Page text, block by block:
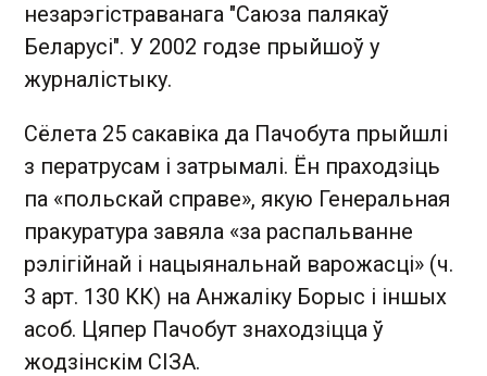
незарэгістраванага "Саюза палякаў
Беларусі". У 2002 годзе прыйшоў у
журналістыку.
Сёлета 25 сакавіка да Пачобута прыйшлі
з ператрусам і затрымалі. Ён праходзіць
па «польскай справе», якую Генеральная
пракуратура завяла «за распальванне
рэлігійнай і нацыянальнай варожасці» (ч.
3 арт. 130 КК) на Анжаліку Борыс і іншых
асоб. Цяпер Пачобут знаходзіцца ў
жодзінскім СІЗА.